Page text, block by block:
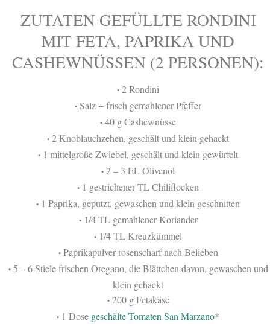
ZUTATEN GEFÜLLTE RONDINI
MIT FETA, PAPRIKA UND
CASHEWNÜSSEN (2 PERSONEN):
• 2 Rondini
• Salz + frisch gemahlener Pfeffer
• 40 g Cashewnüsse
• 2 Knoblauchzehen, geschält und klein gehackt
• 1 mittelgroße Zwiebel, geschält und klein gewürfelt
• 2 – 3 EL Olivenöl
• 1 gestrichener TL Chiliflocken
• 1 Paprika, geputzt, gewaschen und klein geschnitten
•1/4 TL gemahlener Koriander
• 1/4 TL Kreuzkümmel
•Paprikapulver rosenscharf nach Belieben
•5 – 6 Stiele frischen Oregano, die Blättchen davon, gewaschen und
klein gehackt
•200 g Fetakäse
• 1 Dose geschälte Tomaten San Marzano*